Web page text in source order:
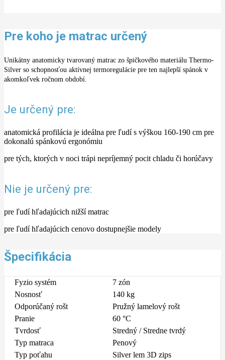
Pre koho je matrac určený
Unikátny anatomicky tvarovaný matrac zo špičkového materiálu Thermo-
Silver so schopnosťou aktívnej termoregulácie pre ten najlepší spánok v
akomkoľvek ročnom období.
Je určený pre:
anatomická profilácia je ideálna pre ľudí s výškou 160-190 cm pre
dokonalú spánkovú ergonómiu
pre tých, ktorých v noci trápi nepríjemný pocit chladu či horúčavy
Nie je určený pre:
pre ľudí hľadajúcich nižší matrac
pre ľudí hľadajúcich cenovo dostupnejšie modely
Špecifikácia
Fyzio systém
7 zón
Nosnosť
140 kg
Odporúčaný rošt
Pružný lamelový rošt
Pranie
60 °C
Tvrdosť
Stredný / Stredne tvrdý
Typ matraca
Penový
Typ poťahu
Silver lem 3D zips